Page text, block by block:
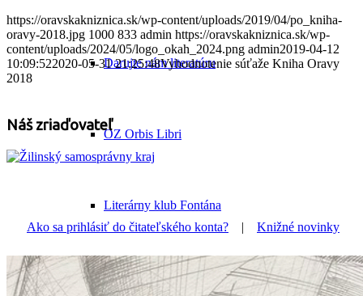
Darujte nám literatúru
OZ Orbis Libri
Literárny klub Fontána
Partnerské knižnice
https://oravskakniznica.sk/wp-content/uploads/2019/04/po_kniha-
oravy-2018.jpg 1000 833 admin https://oravskakniznica.sk/wp-
content/uploads/2024/05/logo_okah_2024.png admin2019-04-12
10:09:522020-05-31 21:25:48Vyhodnotenie súťaže Kniha Oravy
2018
Náš zriaďovateľ
Ako sa prihlásiť do čitateľského konta? | Knižné novinky